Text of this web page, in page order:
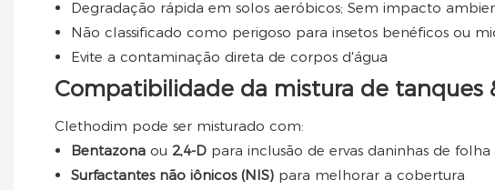
Degradação rápida em solos aeróbicos; Sem impacto
Não classificado como perigoso para insetos benéficos ou
Evite a contaminação direta de corpos d'água
Compatibilidade da mistura de tanques
Clethodim pode ser misturado com:
Bentazona ou 2,4-D para inclusão de ervas daninhas de folha
Surfactantes não iônicos (NIS) para melhorar a cobertura